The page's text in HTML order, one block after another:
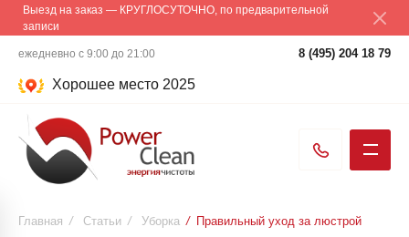
Выезд на заказ — КРУГЛОСУТОЧНО, по предварительной
записи
ежедневно с 9:00 до 21:00 8 (495) 204 18 79
Хорошее место 2025
Главная / Статьи / Уборка / Правильный уход за люстрой